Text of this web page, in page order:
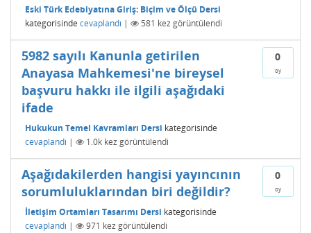
Eski Türk Edebiyatına Giriş: Biçim ve Ölçü Dersi
kategorisinde cevaplandı | 581 kez görüntülendi
0
oy
5982 sayılı Kanunla getirilen
Anayasa Mahkemesi'ne bireysel
başvuru hakkı ile ilgili aşağıdaki
ifade
Hukukun Temel Kavramları Dersi kategorisinde
cevaplandı | 1.0k kez görüntülendi
0
oy
Aşağıdakilerden hangisi yayıncının
sorumluluklarından biri değildir?
İletişim Ortamları Tasarımı Dersi kategorisinde
cevaplandı | 971 kez görüntülendi